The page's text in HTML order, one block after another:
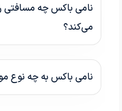
نامی باکس چه مسافتی
می‌کند؟
نامی باکس به چه نوع